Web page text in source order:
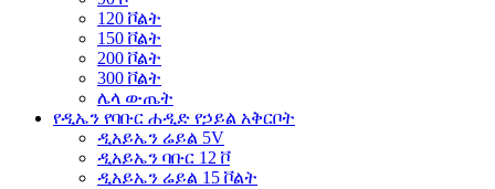
120 ቮልት
150 ቮልት
200 ቮልት
300 ቮልት
ሌላ ውጤት
የዲኤን የባቡር ሐዲድ የኃይል አቅርቦት
ዲአይኤን ሬይል 5V
ዲአይኤን ባቡር 12 ቮ
ዲአይኤን ሬይል 15 ቮልት